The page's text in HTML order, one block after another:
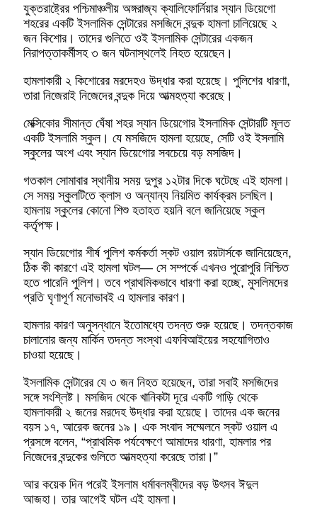
যুক্তরাষ্ট্রের পশ্চিমাঞ্চলীয় অঙ্গরাজ্য ক্যালিফোর্নিয়ার স্যান ডিয়েগো
শহরের একটি ইসলামিক সেন্টারের মসজিদে বন্দুক হামলা চালিয়েছে ২
জন কিশোর। তাদের গুলিতে ওই ইসলামিক সেন্টারের একজন
নিরাপত্তাকর্মীসহ ৩ জন ঘটনাস্থলেই নিহত হয়েছেন।
হামলাকারী ২ কিশোরের মরদেহও উদ্ধার করা হয়েছে। পুলিশের ধারণা,
তারা নিজেরাই নিজেদের বন্দুক দিয়ে আত্মহত্যা করেছে।
মেক্সিকোর সীমান্ত ঘেঁষা শহর স্যান ডিয়েগোর ইসলামিক সেন্টারটি মূলত
একটি ইসলামি স্কুল। যে মসজিদে হামলা হয়েছে, সেটি ওই ইসলামি
স্কুলের অংশ এবং স্যান ডিয়েগোর সবচেয়ে বড় মসজিদ।
গতকাল সোমাবার স্থানীয় সময় দুপুর ১২টার দিকে ঘটেছে এই হামলা।
সে সময় স্কুলটিতে ক্লাস ও অন্যান্য নিয়মিত কার্যক্রম চলছিল।
হামলায় স্কুলের কোনো শিশু হতাহত হয়নি বলে জানিয়েছে স্কুল
কর্তৃপক্ষ।
স্যান ডিয়েগোর শীর্ষ পুলিশ কর্মকর্তা স্কট ওয়াল রয়টার্সকে জানিয়েছেন,
ঠিক কী কারণে এই হামলা ঘটল— সে সম্পর্কে এখনও পুরোপুরি নিশ্চিত
হতে পারেনি পুলিশ। তবে প্রাথমিকভাবে ধারণা করা হচ্ছে, মুসলিমদের
প্রতি ঘৃণাপূর্ণ মনোভাবই এ হামলার কারণ।
হামলার কারণ অনুসন্ধানে ইতোমধ্যে তদন্ত শুরু হয়েছে। তদন্তকাজ
চালানোর জন্য মার্কিন তদন্ত সংস্থা এফবিআইয়ের সহযোগিতাও
চাওয়া হয়েছে।
ইসলামিক সেন্টারের যে ৩ জন নিহত হয়েছেন, তারা সবাই মসজিদের
সঙ্গে সংশ্লিষ্ট। মসজিদ থেকে খানিকটা দূরে একটি গাড়ি থেকে
হামলাকারী ২ জনের মরদেহ উদ্ধার করা হয়েছে। তাদের এক জনের
বয়স ১৭, আরেক জনের ১৯। এক সংবাদ সম্মেলনে স্কট ওয়াল এ
প্রসঙ্গে বলেন, “প্রাথমিক পর্যবেক্ষণে আমাদের ধারণা, হামলার পর
নিজেদের বন্দুকের গুলিতে আত্মহত্যা করেছে তারা।”
আর কয়েক দিন পরেই ইসলাম ধর্মাবলম্বীদের বড় উৎসব ঈদুল
আজহা। তার আগেই ঘটল এই হামলা।